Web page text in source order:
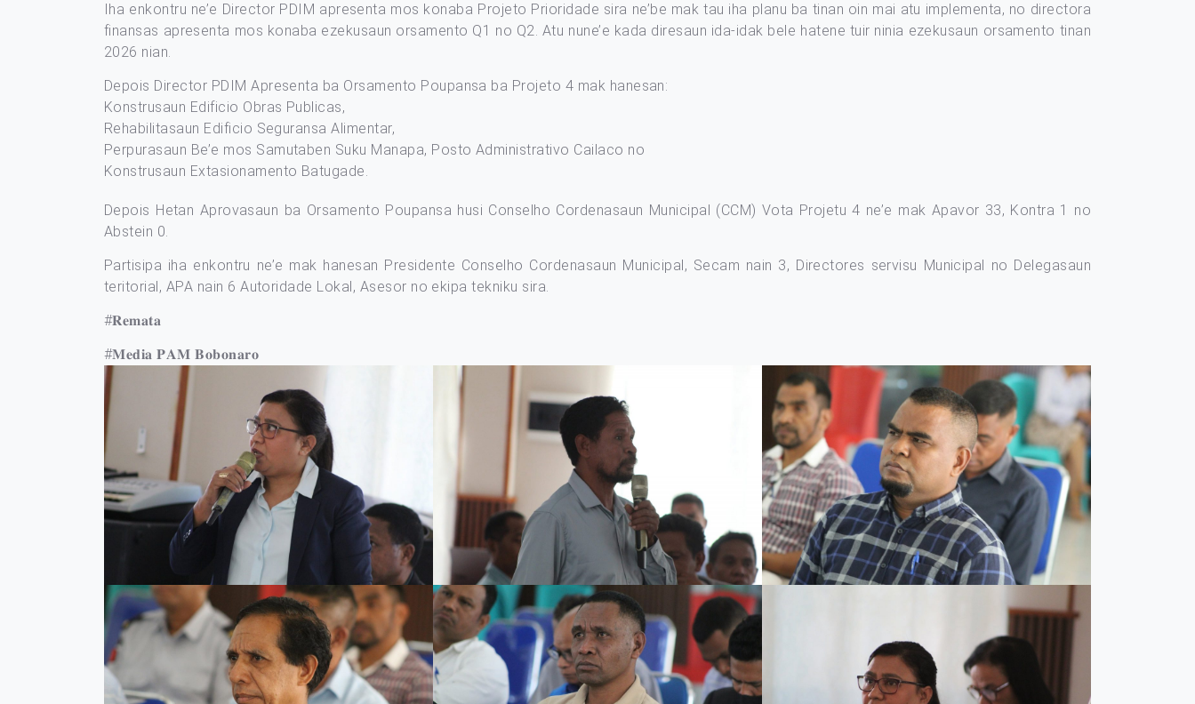
Iha enkontru ne’e Director PDIM apresenta mos konaba Projeto Prioridade sira ne’be mak tau iha planu ba tinan oin mai atu implementa, no directora
finansas apresenta mos konaba ezekusaun orsamento Q1 no Q2. Atu nune’e kada diresaun ida-idak bele hatene tuir ninia ezekusaun orsamento tinan
2026 nian.
Depois Director PDIM Apresenta ba Orsamento Poupansa ba Projeto 4 mak hanesan:
Konstrusaun Edificio Obras Publicas,
Rehabilitasaun Edificio Seguransa Alimentar,
Perpurasaun Be’e mos Samutaben Suku Manapa, Posto Administrativo Cailaco no
Konstrusaun Extasionamento Batugade.
Depois Hetan Aprovasaun ba Orsamento Poupansa husi Conselho Cordenasaun Municipal (CCM) Vota Projetu 4 ne’e mak Apavor 33, Kontra 1 no
Abstein 0.
Partisipa iha enkontru ne’e mak hanesan Presidente Conselho Cordenasaun Municipal, Secam nain 3, Directores servisu Municipal no Delegasaun
teritorial, APA nain 6 Autoridade Lokal, Asesor no ekipa tekniku sira.
#𝐑𝐞𝐦𝐚𝐭𝐚
#𝐌𝐞𝐝𝐢𝐚 𝐏𝐀𝐌 𝐁𝐨𝐛𝐨𝐧𝐚𝐫𝐨